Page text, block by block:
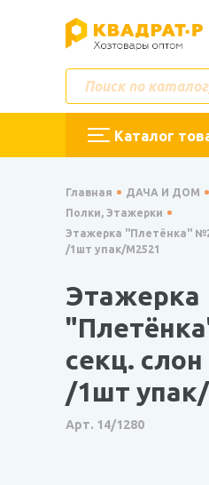
Каталог
Главная ДАЧА И ДОМ
Полки, Этажерки
Этажерка "Плетёнка" №2
/1шт упак/М2521
Этажерка
секц. слон
/1шт
Арт. 14/1280